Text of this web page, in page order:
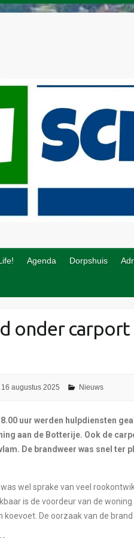
Agenda Dorpshuis
onder carport
16 augustus 2025 Nieuws
uur werden hulpdiensten
aan de Botterije. Ook de
De brandweer was snel ter
was wel sprake van veel
is de voordeur van de
De oorzaak van de brand